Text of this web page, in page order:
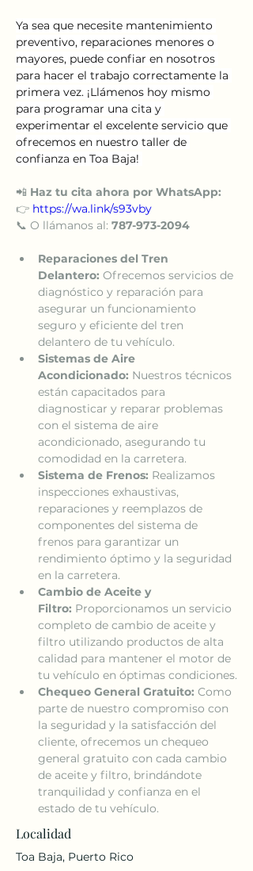
Ya sea que necesite mantenimiento
preventivo, reparaciones menores o
mayores, puede confiar en nosotros
para hacer el trabajo correctamente la
primera vez. ¡Llámenos hoy mismo
para programar una cita y
experimentar el excelente servicio que
ofrecemos en nuestro taller de
confianza en Toa Baja!
📲 Haz tu cita ahora por WhatsApp:
👉 https://wa.link/s93vby
📞 O llámanos al: 787-973-2094
Reparaciones del Tren
Delantero: Ofrecemos servicios de
diagnóstico y reparación para
asegurar un funcionamiento
seguro y eficiente del tren
delantero de tu vehículo.
Sistemas de Aire
Acondicionado: Nuestros técnicos
están capacitados para
diagnosticar y reparar problemas
con el sistema de aire
acondicionado, asegurando tu
comodidad en la carretera.
Sistema de Frenos: Realizamos
inspecciones exhaustivas,
reparaciones y reemplazos de
componentes del sistema de
frenos para garantizar un
rendimiento óptimo y la seguridad
en la carretera.
Cambio de Aceite y
Filtro: Proporcionamos un servicio
completo de cambio de aceite y
filtro utilizando productos de alta
calidad para mantener el motor de
tu vehículo en óptimas condiciones.
Chequeo General Gratuito: Como
parte de nuestro compromiso con
la seguridad y la satisfacción del
cliente, ofrecemos un chequeo
general gratuito con cada cambio
de aceite y filtro, brindándote
tranquilidad y confianza en el
estado de tu vehículo.
Localidad
Toa Baja, Puerto Rico